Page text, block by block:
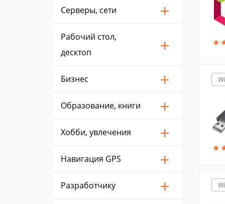
Серверы, сети
Рабочий стол,
десктоп
Бизнес
Образование, книги
Хобби, увлечения
Навигация GPS
Разработчику
★
★
★
★